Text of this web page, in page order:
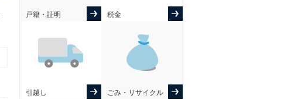
戸籍・証明 税金
引越し ごみ・リサイクル